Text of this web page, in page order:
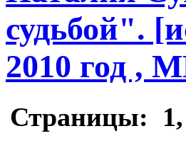
судьбой".
2010 год ,
Страницы: 1,